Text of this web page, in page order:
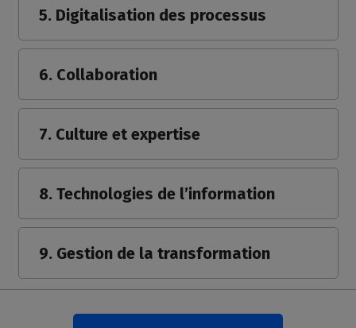
5. Digitalisation des processus
6. Collaboration
7. Culture et expertise
8. Technologies de l’information
9. Gestion de la transformation